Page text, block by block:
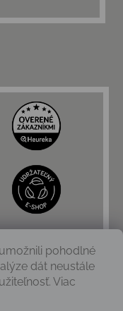
pohodlné
dát neustále
Viac